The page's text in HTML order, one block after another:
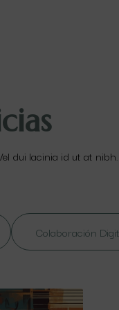
dui lacinia id ut at
Colaboración